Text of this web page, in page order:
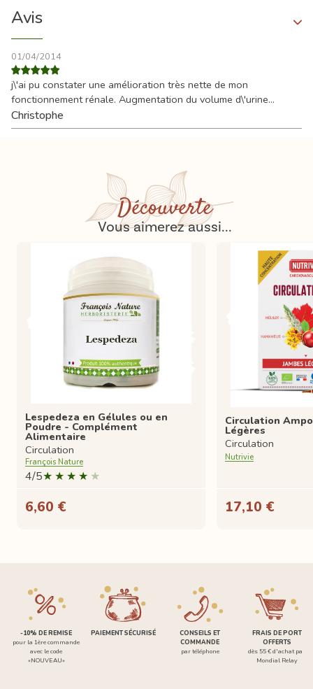
Avis
01/04/2014
j\'ai pu constater une amélioration très nette de mon
fonctionnement rénale. Augmentation du volume d\'urine...
Christophe
Découverte
Vous aimerez aussi...
Lespedeza en Gélules ou en
Poudre - Complément
Alimentaire
Circulation
François Nature
4/5
6,60 €
Circulation
Légères
Circulation
Nutrivie
17,10 €
-10% DE REMISE
pour la 1ère commande
avec le code
«NOUVEAU»
PAIEMENT SÉCURISÉ
CONSEILS ET
COMMANDE
par téléphone
FRAIS DE PORT
OFFERTS
dès 55 € d'achat par
Mondial Relay